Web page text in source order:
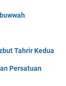
Tahrir Kedua
Persatuan